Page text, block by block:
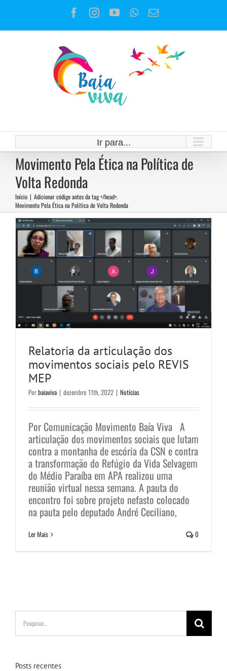
o
Facebook
Instagram
YouTubeWhatsApp
E-
Ir para...
Movimento Pela Ética na Política de
Volta Redonda
Início | Adicionar código antes da tag </head>.
Movimento Pela Ética na Política de Volta Redonda
Relatoria da articulação dos
movimentos sociais pelo REVIS
Notícias
Relatoria da articulação dos
movimentos sociais pelo REVIS
MEP
Porbaiaviva | dezembro 11th, 2022 | Notícias
Por Comunicação Movimento Baía Viva A
articulação dos movimentos sociais que lutam
contra a montanha de escória da CSN e contra
a transformação do Refúgio da Vida Selvagem
do Médio Paraíba em APA realizou uma
reunião virtual nessa semana. A pauta do
encontro foi sobre projeto nefasto colocado
na pauta pelo deputado André Ceciliano,
Ler Mais 0
Buscar
resultados
para:
Posts recentes